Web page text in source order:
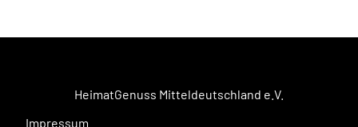
HeimatGenuss Mitteldeutschland e.V.
Impressum